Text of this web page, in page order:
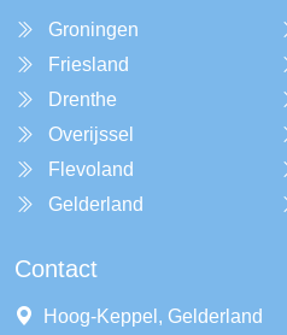
Groningen
Friesland
Drenthe
Overijssel
Flevoland
Gelderland
Contact
Hoog-Keppel, Gelderland